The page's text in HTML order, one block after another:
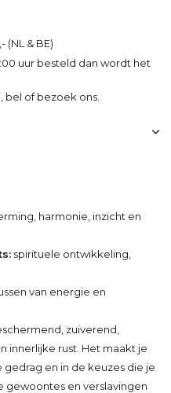
(NL & BE)
uur besteld dan wordt het
bel of bezoek ons.
harmonie, inzicht en
spirituele ontwikkeling,
van energie en
zuiverend,
innerlijke rust. Het maakt je
en in de keuzes die je
gewoontes en verslavingen